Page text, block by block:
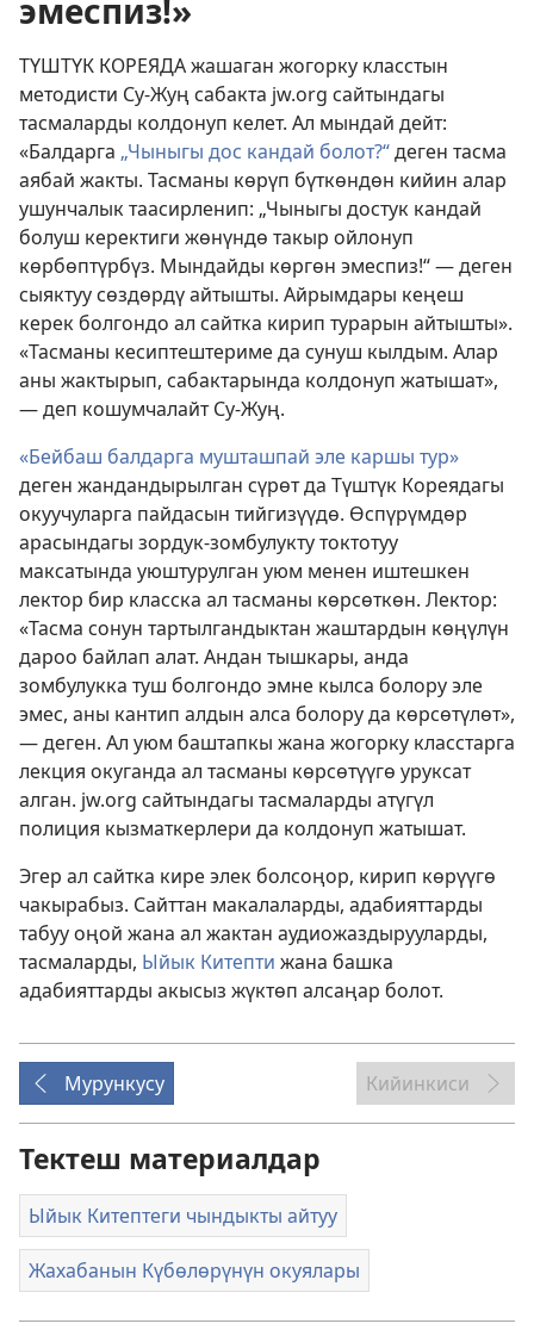
эмеспиз!»
ТҮШТҮК КОРЕЯДА жашаган жогорку класстын
методисти Су-Жуң сабакта jw.org сайтындагы
тасмаларды колдонуп келет. Ал мындай дейт:
«Балдарга „Чыныгы дос кандай болот?“деген тасма
аябай жакты. Тасманы көрүп бүткөндөн кийин алар
ушунчалык таасирленип: „Чыныгы достук кандай
болуш керектиги жөнүндө такыр ойлонуп
көрбөптүрбүз. Мындайды көргөн эмеспиз!“ — деген
сыяктуу сөздөрдү айтышты. Айрымдары кеңеш
керек болгондо ал сайтка кирип турарын айтышты».
«Тасманы кесиптештериме да сунуш кылдым. Алар
аны жактырып, сабактарында колдонуп жатышат»,
— деп кошумчалайт Су-Жуң.
«Бейбаш балдарга мушташпай эле каршы тур»
деген жандандырылган сүрөт да Түштүк Кореядагы
окуучуларга пайдасын тийгизүүдө. Өспүрүмдөр
арасындагы зордук-зомбулукту токтотуу
максатында уюштурулган уюм менен иштешкен
лектор бир класска ал тасманы көрсөткөн. Лектор:
«Тасма сонун тартылгандыктан жаштардын көңүлүн
дароо байлап алат. Андан тышкары, анда
зомбулукка туш болгондо эмне кылса болору эле
эмес, аны кантип алдын алса болору да көрсөтүлөт»,
— деген. Ал уюм баштапкы жана жогорку класстарга
лекция окуганда ал тасманы көрсөтүүгө уруксат
алган. jw.org сайтындагы тасмаларды атүгүл
полиция кызматкерлери да колдонуп жатышат.
Эгер ал сайтка кире элек болсоңор, кирип көрүүгө
чакырабыз. Сайттан макалаларды, адабияттарды
табуу оңой жана ал жактан аудиожаздырууларды,
тасмаларды, Ыйык Китепти жана башка
адабияттарды акысыз жүктөп алсаңар болот.
Мурункусу Кийинкиси
Тектеш материалдар
Ыйык Китептеги чындыкты айтуу
Жахабанын Күбөлөрүнүн окуялары